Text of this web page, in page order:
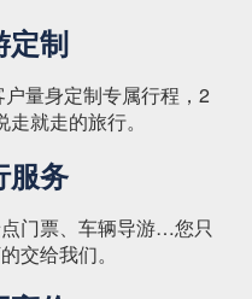
定制
量身定制专属行程，2
就走的旅行。
服务
门票、车辆导游…您只
交给我们。